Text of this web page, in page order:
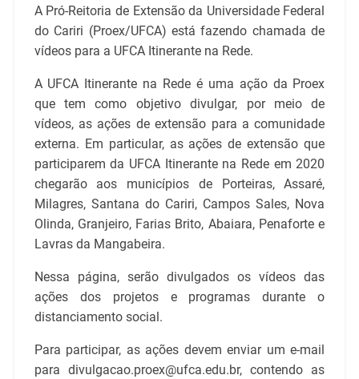
A Pró-Reitoria de Extensão da Universidade Federal
do Cariri (Proex/UFCA) está fazendo chamada de
vídeos para a UFCA Itinerante na Rede.
A UFCA Itinerante na Rede é uma ação da Proex
que tem como objetivo divulgar, por meio de
vídeos, as ações de extensão para a comunidade
externa. Em particular, as ações de extensão que
participarem da UFCA Itinerante na Rede em 2020
chegarão aos municípios de Porteiras, Assaré,
Milagres, Santana do Cariri, Campos Sales, Nova
Olinda, Granjeiro, Farias Brito, Abaiara, Penaforte e
Lavras da Mangabeira.
Nessa página, serão divulgados os vídeos das
ações dos projetos e programas durante o
distanciamento social.
Para participar, as ações devem enviar um e-mail
para divulgacao.proex@ufca.edu.br, contendo as